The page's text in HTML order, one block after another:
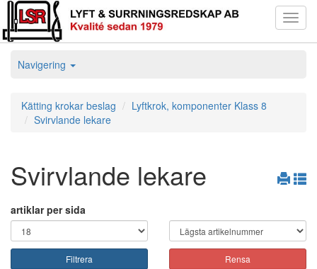
Navigering
Kätting krokar beslag
Lyftkrok, komponenter Klass 8
Svirvlande lekare
Svirvlande lekare
artiklar per sida
Filtrera Rensa